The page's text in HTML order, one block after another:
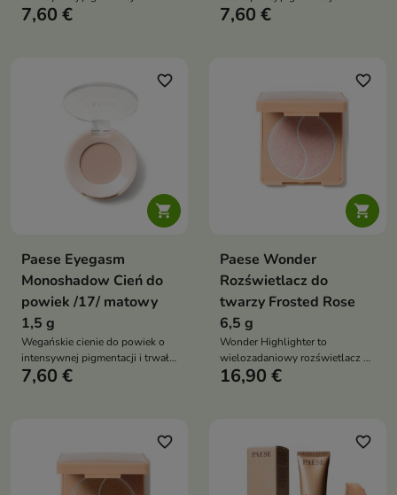
formule bez osypywania.
7,60 €
formule bez osypywania.
7,60 €

favorite_border
Paese Eyegasm
Monoshadow Cień do
powiek /17/ matowy
1,5 g
Wegańskie cienie do powiek o
intensywnej pigmentacji i trwałej
formule bez osypywania.
7,60 €

favorite_border
Paese Wonder
Rozświetlacz do
twarzy Frosted Rose
6,5 g
Wonder Highlighter to
wielozadaniowy rozświetlacz o
aksamitnej konsystencji, który
16,90 €
favorite_border favorite_border